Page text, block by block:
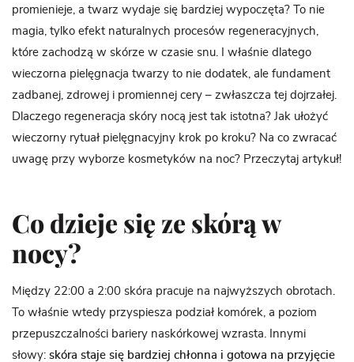
promienieje, a twarz wydaje się bardziej wypoczęta? To nie
magia, tylko efekt naturalnych procesów regeneracyjnych,
które zachodzą w skórze w czasie snu. I właśnie dlatego
wieczorna pielęgnacja twarzy to nie dodatek, ale fundament
zadbanej, zdrowej i promiennej cery – zwłaszcza tej dojrzałej.
Dlaczego regeneracja skóry nocą jest tak istotna? Jak ułożyć
wieczorny rytuał pielęgnacyjny krok po kroku? Na co zwracać
uwagę przy wyborze kosmetyków na noc? Przeczytaj artykuł!
Co dzieje się ze skórą w
nocy?
Między 22:00 a 2:00 skóra pracuje na najwyższych obrotach.
To właśnie wtedy przyspiesza podział komórek, a poziom
przepuszczalności bariery naskórkowej wzrasta. Innymi
słowy: skóra staje się bardziej chłonna i gotowa na przyjęcie